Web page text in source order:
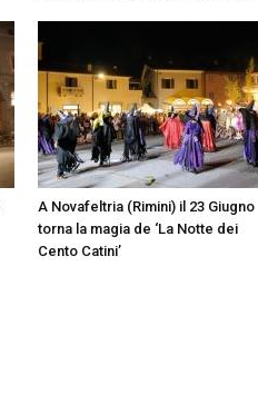
A Novafeltria (Rimini) il 23 Giugno
torna la magia de ‘La Notte dei
Cento Catini’